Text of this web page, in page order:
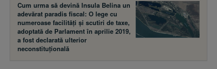
Cum urma să devină Insula Belina un
adevărat paradis fiscal: O lege cu
numeroase facilităţi şi scutiri de taxe,
adoptată de Parlament în aprilie 2019,
a fost declarată ulterior
neconstituţională